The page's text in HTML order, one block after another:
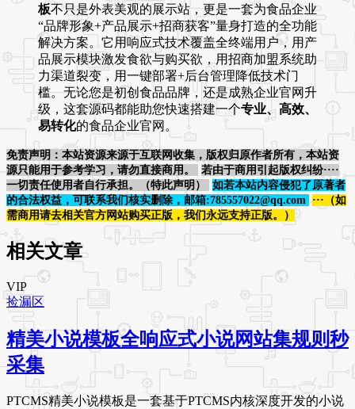
板不只是外表美观的展示站，更是一套为食品企业
“品牌形象+产品展示+招商获客”量身打造的全功能
解决方案。它用响应式技术覆盖全终端用户，用产
品展示模块激发食欲与购买欲，用招商加盟系统助
力渠道裂变，用一键部署+后台管理降低技术门
槛。无论您是初创食品品牌，还是成熟企业官网升
级，这套源码都能助您快速搭建一个专业、高效、
易转化的食品企业官网。
免责声明：本站资源来源于互联网收集，版权归原作者所有，本站资
源只能用于参考学习，请勿直接商用。
若由于商用引起版权纠纷····
一切责任使用者自行承担。（特此声明）
如若本站内容侵犯了原著者
的合法权益，可联系我们核实删除，邮箱:785557022@qq.com
···（如
需商用请去相关官方网站购买正版，我们永远支持正版。）
相关文章
VIP
捡漏区
精美小说模板全响应式小说网站集规则秒
采集
PTCMS精美小说模板是一套基于PTCMS内核深度开发的小说